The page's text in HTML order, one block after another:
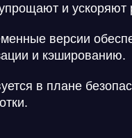
и ускоряют
версии
и кэшированию.
в плане